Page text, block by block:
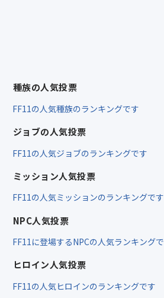
種族の人気投票
FF11の人気種族のランキングです
ジョブの人気投票
FF11の人気ジョブのランキングです
ミッション人気投票
FF11の人気ミッションのランキングです
NPC人気投票
FF11に登場するNPCの人気ランキング
ヒロイン人気投票
FF11の人気ヒロインのランキングです